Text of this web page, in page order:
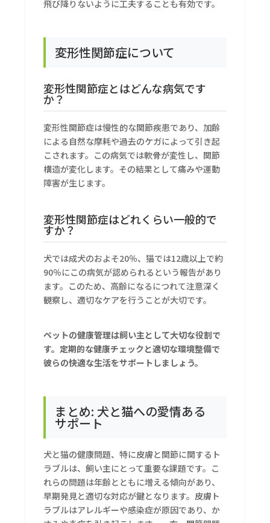
飛び降りないように工夫することも有効です。
変形性関節症について
変形性関節症とはどんな病気です
か？
変形性関節症は慢性的な関節疾患であり、加齢
による自然な摩耗や過去のケガによって引き起
こされます。この病気では軟骨が変性し、関節
構造が変化します。その結果として痛みや運動
障害が生じます。
変形性関節症はどれくらい一般的で
すか？
犬では成犬のおよそ20％、猫では12歳以上で約
90％にこの病気が認められるという報告があり
ます。このため、高齢になるにつれて注意深く
観察し、適切なケアを行うことが大切です。
ペットの健康管理は飼い主として大切な役割で
す。定期的な健康チェックと適切な環境整備で
彼らの快適な生活をサポートしましょう。
まとめ: 犬と猫への愛情ある
サポート
犬と猫の健康問題、特に皮膚と関節に関するト
ラブルは、飼い主にとって重要な課題です。こ
れらの問題は年齢とともに増える傾向があり、
早期発見と適切な対応が鍵となります。皮膚ト
ラブルはアレルギーや感染症が原因であり、か